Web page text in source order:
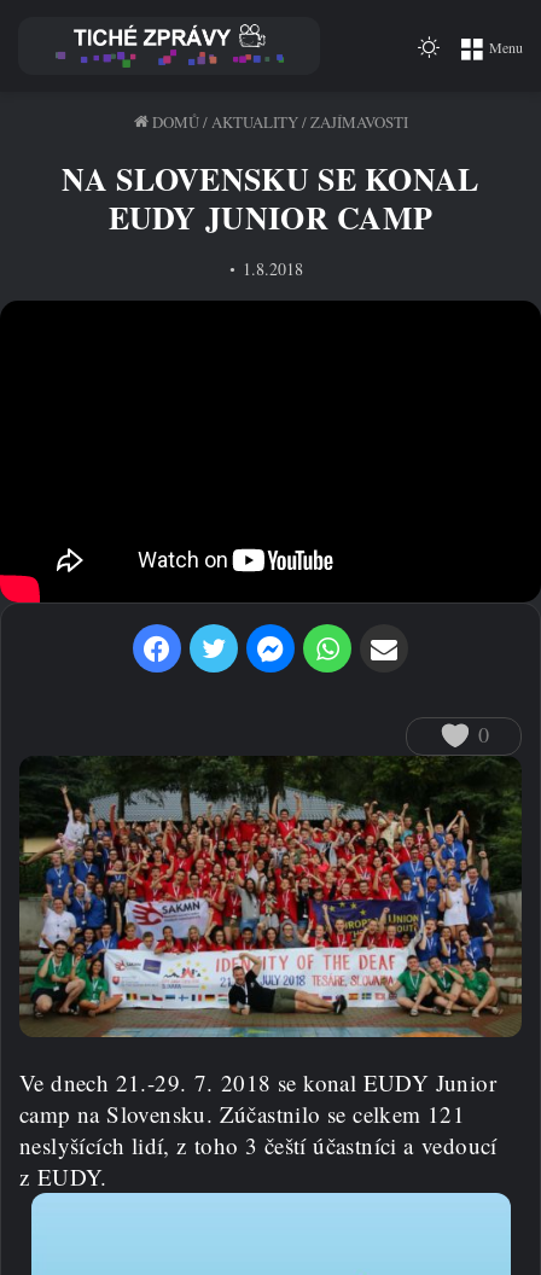
Menu
Switch
DOMŮ/ AKTUALITY/ZAJÍMAVOSTI
NA SLOVENSKU SE KONAL
EUDY JUNIOR CAMP
1.8.2018
0
Ve dnech 21.-29. 7. 2018 se konal EUDY Junior
camp na Slovensku. Zúčastnilo se celkem 121
neslyšících lidí, z toho 3 čeští účastníci a vedoucí
z EUDY.